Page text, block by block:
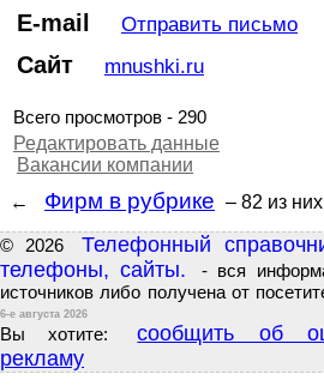
E-mail Отправить письмо
Сайт mnushki.ru
Всего просмотров - 290
Редактировать данные
Вакансии компании
←
Фирм в рубрике – 82 из них
© 2026
Телефонный
телефоны, сайты.
- вся
источников либо получена от
6-е августа 2026
Вы хотите: сообщить об
рекламу